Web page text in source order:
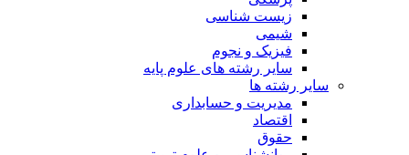
زیست شناسی
شیمی
فیزیک و نجوم
سایر رشته های علوم پایه
سایر رشته ها
مدیریت و حسابداری
اقتصاد
حقوق